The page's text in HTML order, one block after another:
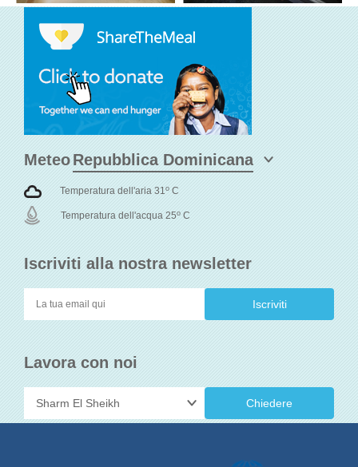
Iscriviti alla nostra newsletter
Lavora con noi
Chiedere
Meteo
Temperatura dell'aria 31o C
Temperatura dell'acqua 25o C